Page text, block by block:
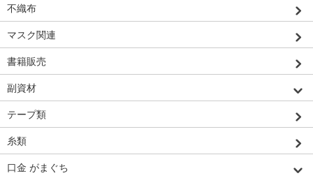
不織布
マスク関連
書籍販売
副資材
テープ類
糸類
口金 がまぐち